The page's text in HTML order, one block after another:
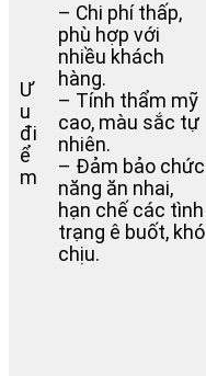
Ư
u
đi
ể
m
– Chi phí thấp,
phù hợp với
nhiều khách
hàng.
– Tính thẩm mỹ
cao, màu sắc tự
nhiên.
– Đảm bảo chức
năng ăn nhai,
hạn chế các tình
trạng ê buốt, khó
chịu.